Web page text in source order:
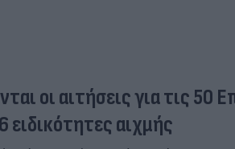
οι αιτήσεις για τις 50
ειδικότητες αιχμής